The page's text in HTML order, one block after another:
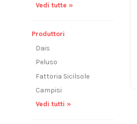
Vedi tutte »
Produttori
Dais
Peluso
Fattoria Sicilsole
Campisi
Vedi tutti »